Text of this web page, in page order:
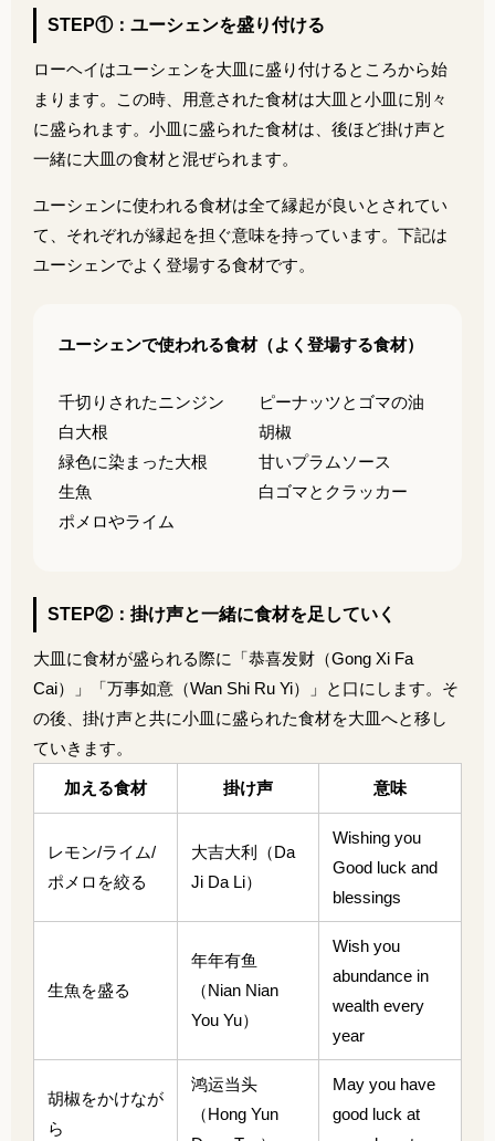
STEP①：ユーシェンを盛り付ける
ローヘイはユーシェンを大皿に盛り付けるところから始
まります。この時、用意された食材は大皿と小皿に別々
に盛られます。小皿に盛られた食材は、後ほど掛け声と
一緒に大皿の食材と混ぜられます。
ユーシェンに使われる食材は全て縁起が良いとされてい
て、それぞれが縁起を担ぐ意味を持っています。下記は
ユーシェンでよく登場する食材です。
ユーシェンで使われる食材（よく登場する食材）
千切りされたニンジン
白大根
緑色に染まった大根
生魚
ポメロやライム
ピーナッツとゴマの油
胡椒
甘いプラムソース
白ゴマとクラッカー
STEP②：掛け声と一緒に食材を足していく
大皿に食材が盛られる際に「恭喜发财（Gong Xi Fa
Cai）」「万事如意（Wan Shi Ru Yi）」
と口にします。そ
の後、 掛け声と共に小皿に盛られた食材を大皿へと移し
ていきます。
加える食材 掛け声 意味
レモン/ライム/
ポメロを絞る
大吉大利（Da
Ji Da Li）
Wishing you
Good luck and
blessings
生魚を盛る
年年有鱼
（Nian Nian
You Yu）
Wish you
abundance in
wealth every
year
胡椒をかけなが
ら
鸿运当头
（Hong Yun
May you have
good luck at